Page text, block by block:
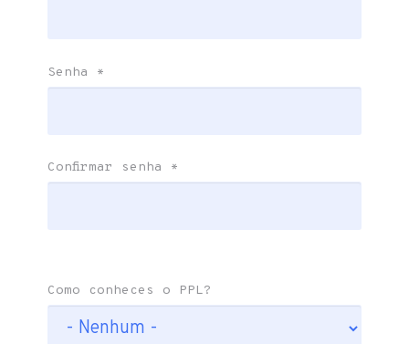
Senha *
Confirmar senha *
Como conheces o PPL?